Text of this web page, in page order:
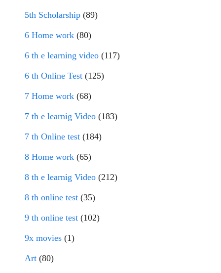
5th Scholarship (89)
6 Home work (80)
6 th e learning video (117)
6 th Online Test (125)
7 Home work (68)
7 th e learnig Video (183)
7 th Online test (184)
8 Home work (65)
8 th e learnig Video (212)
8 th online test (35)
9 th online test (102)
9x movies (1)
Art (80)